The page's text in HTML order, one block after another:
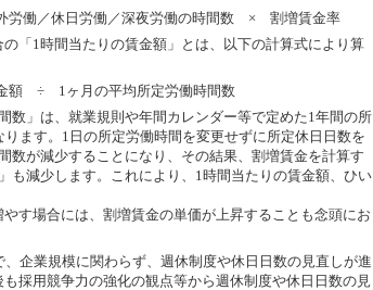
働／休日労働／深夜労働の時間数 × 割増賃金率
「1時間当たりの賃金額」とは、以下の計算式により算
額 ÷ 1ヶ月の平均所定労働時間数
数」は、就業規則や年間カレンダー等で定めた1年間の所
ます。1日の所定労働時間を変更せずに所定休日日数を
数が減少することになり、その結果、割増賃金を計算す
も減少します。これにより、1時間当たりの賃金額、ひい
す場合には、割増賃金の単価が上昇することも念頭にお
企業規模に関わらず、週休制度や休日日数の見直しが進
採用競争力の強化の観点等から週休制度や休日日数の見